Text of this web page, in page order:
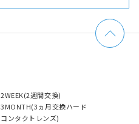
2WEEK(2週間交換)
3MONTH(3ヵ月交換ハード
コンタクトレンズ)